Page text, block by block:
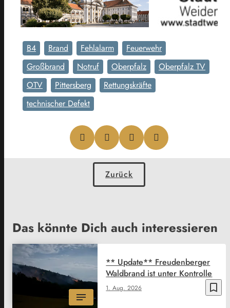
B4 Brand Fehlalarm
Feuerwehr
Großbrand
Notruf Oberpfalz
Oberpfalz TV
OTV
Pittersberg
Rettungskräfte
technischer Defekt
Zurück
Das könnte Dich auch interessieren
bookmark_border
1. Aug. 2026
** Update** Freudenberger
Waldbrand ist unter Kontrolle